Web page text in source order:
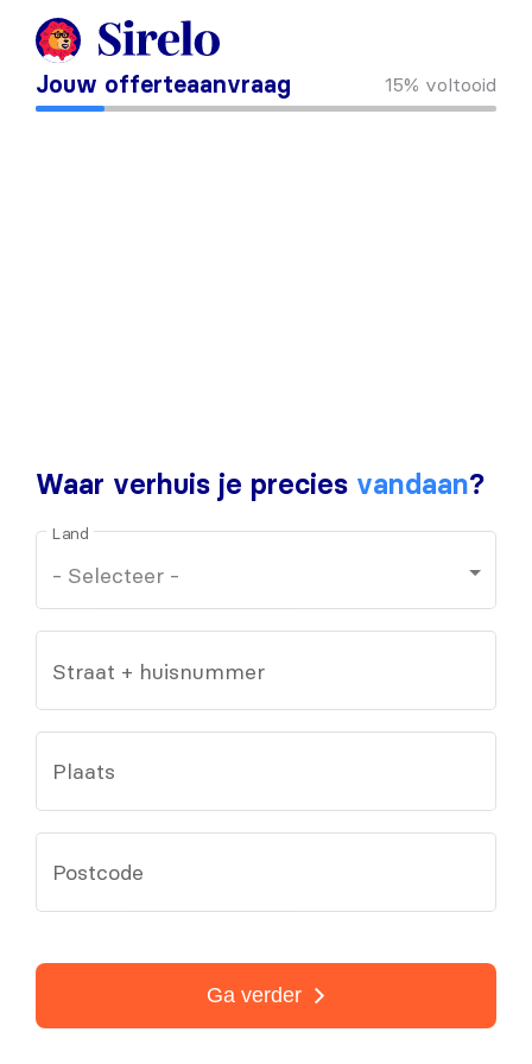
Jouw offerteaanvraag 15% voltooid
Waar verhuis je precies vandaan?
Land
Straat + huisnummer
Plaats
Postcode
Ga verder